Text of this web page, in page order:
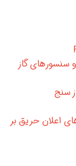
سنسورهای گاز
سنج
اعلان حریق بر